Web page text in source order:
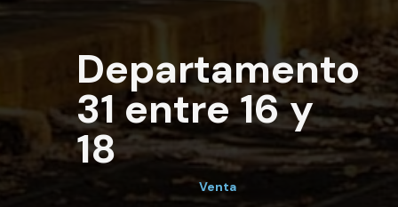
Departamento
31 entre 16 y
18
Venta